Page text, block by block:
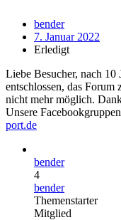
bender
7. Januar 2022
Erledigt
Liebe Besucher, nach 10
entschlossen, das
nicht mehr möglich.
Unsere
port.de
bender
4
bender
Themenstarter
Mitglied